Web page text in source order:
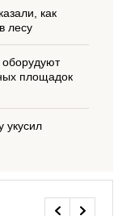
как
лесу
оборудуют
площадок
укусил